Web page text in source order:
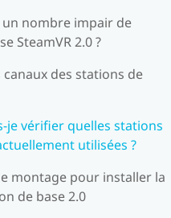
nombre impair de
SteamVR 2.0 ?
des stations de
je vérifier quelles stations
utilisées ?
montage pour installer la
de base 2.0